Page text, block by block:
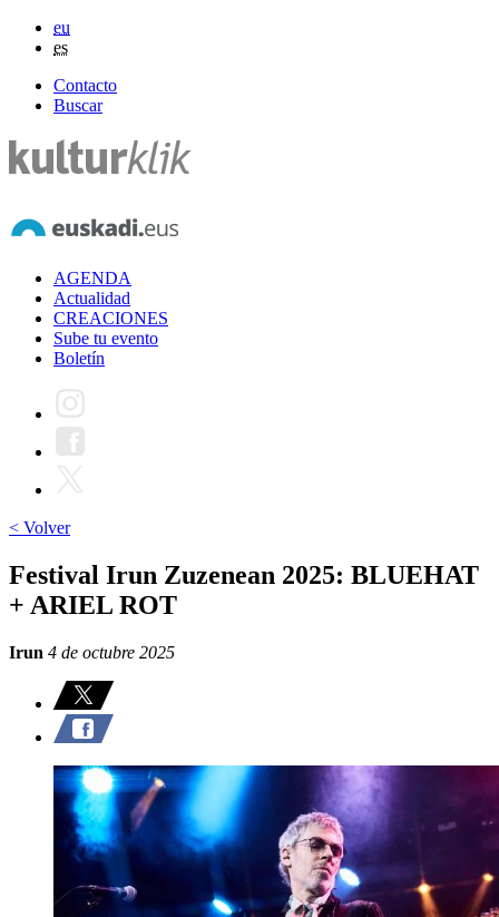
eu
es
Contacto
Buscar
AGENDA
Actualidad
CREACIONES
Sube tu evento
Boletín
< Volver
Festival Irun Zuzenean 2025: BLUEHAT
+ ARIEL ROT
Irun 4 de octubre 2025